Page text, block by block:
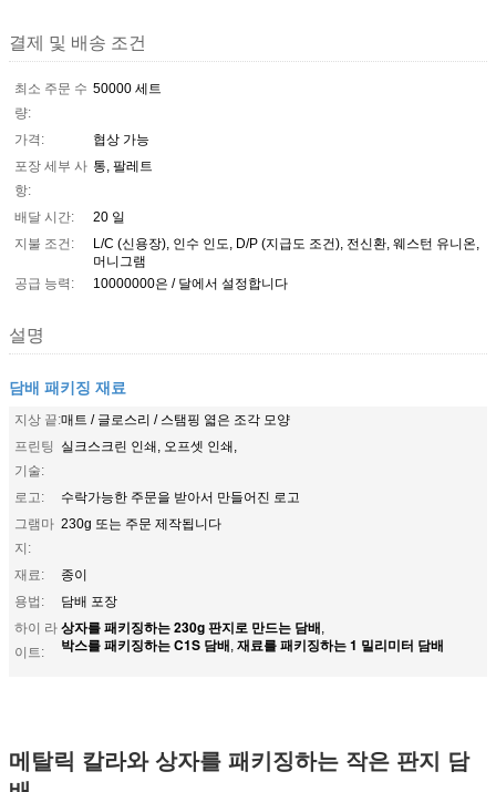
결제 및 배송 조건
최소 주문 수
량:
50000 세트
가격:
협상 가능
포장 세부 사
항:
통, 팔레트
배달 시간:
20 일
지불 조건:
L/C (신용장), 인수 인도, D/P (지급도 조건), 전신환, 웨스턴 유니온,
머니그램
공급 능력:
10000000은 / 달에서 설정합니다
설명
담배 패키징 재료
지상 끝:매트 / 글로스리 / 스탬핑 엷은 조각 모양
프린팅
기술:
실크스크린 인쇄, 오프셋 인쇄,
로고:
수락가능한 주문을 받아서 만들어진 로고
그램마
지:
230g 또는 주문 제작됩니다
재료:
종이
용법:
담배 포장
하이 라
이트:
상자를 패키징하는 230g 판지로 만드는 담배,
박스를 패키징하는 C1S 담배, 재료를 패키징하는 1 밀리미터 담배
메탈릭 칼라와 상자를 패키징하는 작은 판지 담